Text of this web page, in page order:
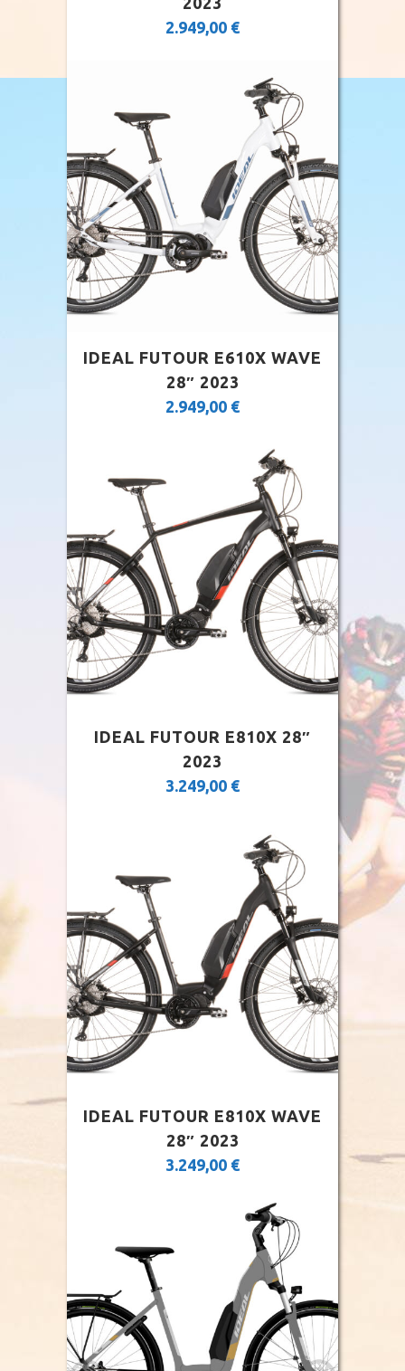
2.949,00 €
IDEAL FUTOUR E610X WAVE
28″ 2023
2.949,00 €
IDEAL FUTOUR E810X 28″
2023
3.249,00 €
IDEAL FUTOUR E810X WAVE
28″ 2023
3.249,00 €